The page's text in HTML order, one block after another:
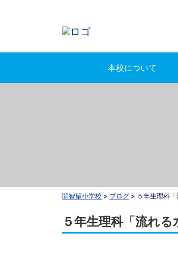
本校について
開智望小学校 > ブログ > ５年生理科「
５年生理科「流れる